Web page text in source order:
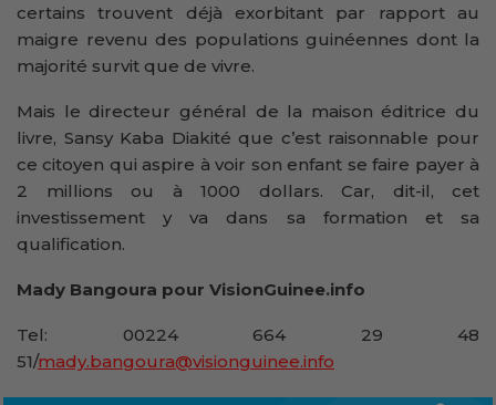
certains trouvent déjà exorbitant par rapport au
maigre revenu des populations guinéennes dont la
majorité survit que de vivre.
Mais le directeur général de la maison éditrice du
livre, Sansy Kaba Diakité que c’est raisonnable pour
ce citoyen qui aspire à voir son enfant se faire payer à
2 millions ou à 1000 dollars. Car, dit-il, cet
investissement y va dans sa formation et sa
qualification.
Mady Bangoura pour VisionGuinee.info
Tel: 00224 664 29 48
51/mady.bangoura@visionguinee.info